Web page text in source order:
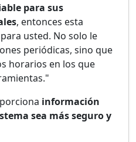
para sus
, entonces esta
usted. No solo le
periódicas, sino que
horarios en los que
información
sea más seguro y